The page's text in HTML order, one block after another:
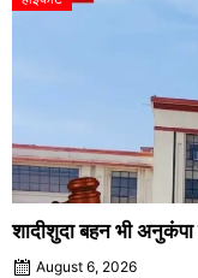
शादीशुदा बहन भी
August 6, 2026